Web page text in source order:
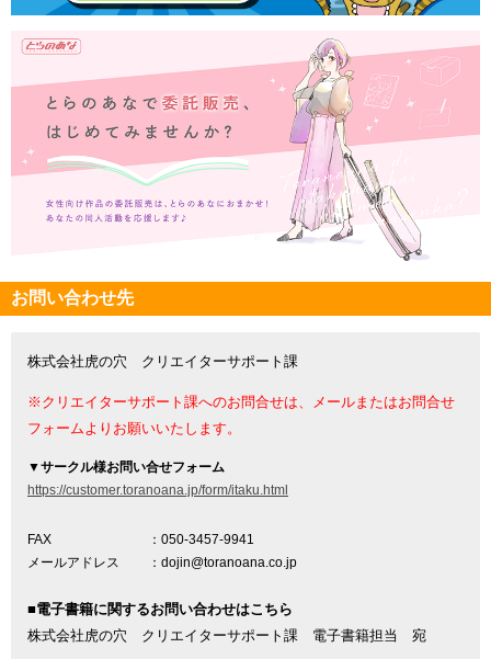
お問い合わせ先
株式会社虎の穴 クリエイターサポート課
※クリエイターサポート課へのお問合せは、メールまたはお問合せ
フォームよりお願いいたします。
▼サークル様お問い合せフォーム
https://customer.toranoana.jp/form/itaku.html
FAX
：050-3457-9941
メールアドレス
：dojin@toranoana.co.jp
■電子書籍に関するお問い合わせはこちら
株式会社虎の穴 クリエイターサポート課 電子書籍担当 宛